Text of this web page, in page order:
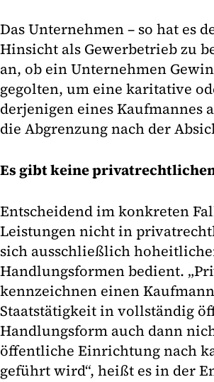
Das Unternehmen – so hat es
Hinsicht als Gewerbetrieb zu
an, ob ein Unternehmen
gegolten, um eine karitative
derjenigen eines
die Abgrenzung nach der
Es gibt keine
Entscheidend im konkreten
Leistungen nicht in
sich ausschließlich
Handlungsformen bedient.
kennzeichnen einen
Staatstätigkeit in vollständig
Handlungsform auch dann
öffentliche Einrichtung nach
geführt wird“, heißt es in der